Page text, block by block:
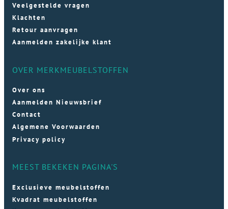
Veelgestelde vragen
Klachten
Retour aanvragen
Aanmelden zakelijke klant
OVER MERKMEUBELSTOFFEN
Over ons
Aanmelden Nieuwsbrief
Contact
Algemene Voorwaarden
Privacy policy
MEEST BEKEKEN PAGINA'S
Exclusieve meubelstoffen
Kvadrat meubelstoffen